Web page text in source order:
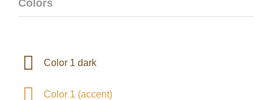
Colors
Color 1 dark
Color 1 (accent)